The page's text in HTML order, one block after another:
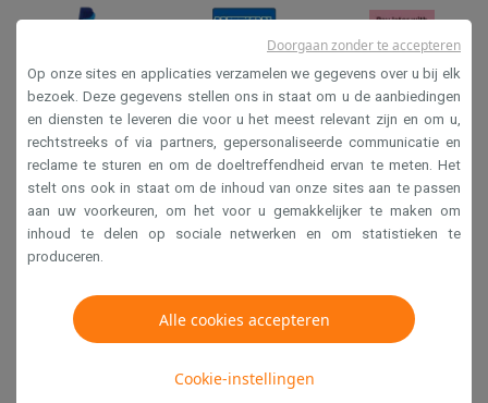
Verkoopsvoorwaarden
Privacy
Disclaimer
Cookies
Krëfel NV - Steenstraat 44 - Industriezone 4 "T Sas",
1851 Humbeek, België
BTW BE 0400.673.544
Op onze sites en applicaties verzamelen we gegevens over u bij elk
bezoek. Deze gegevens stellen ons in staat om u de aanbiedingen
en diensten te leveren die voor u het meest relevant zijn en om u,
rechtstreeks of via partners, gepersonaliseerde communicatie en
reclame te sturen en om de doeltreffendheid ervan te meten. Het
stelt ons ook in staat om de inhoud van onze sites aan te passen
aan uw voorkeuren, om het voor u gemakkelijker te maken om
inhoud te delen op sociale netwerken en om statistieken te
produceren.
Alle cookies accepteren
Cookie-instellingen
Doorgaan zonder te accepteren